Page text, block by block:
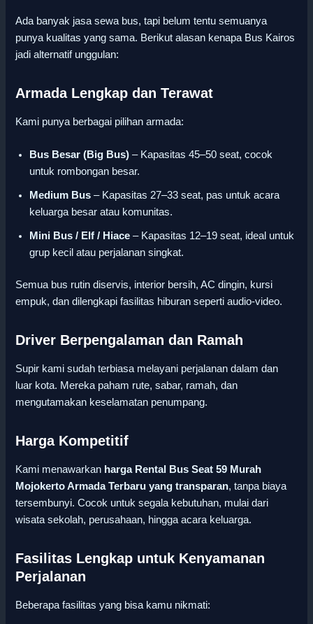
Ada banyak jasa sewa bus, tapi belum tentu semuanya
punya kualitas yang sama. Berikut alasan kenapa Bus Kairos
jadi alternatif unggulan:
Armada Lengkap dan Terawat
Kami punya berbagai pilihan armada:
Bus Besar (Big Bus) – Kapasitas 45–50 seat, cocok
untuk rombongan besar.
Medium Bus – Kapasitas 27–33 seat, pas untuk acara
keluarga besar atau komunitas.
Mini Bus / Elf / Hiace – Kapasitas 12–19 seat, ideal untuk
grup kecil atau perjalanan singkat.
Semua bus rutin diservis, interior bersih, AC dingin, kursi
empuk, dan dilengkapi fasilitas hiburan seperti audio-video.
Driver Berpengalaman dan Ramah
Supir kami sudah terbiasa melayani perjalanan dalam dan
luar kota. Mereka paham rute, sabar, ramah, dan
mengutamakan keselamatan penumpang.
Harga Kompetitif
Kami menawarkan harga Rental Bus Seat 59 Murah
Mojokerto Armada Terbaru yang transparan, tanpa biaya
tersembunyi. Cocok untuk segala kebutuhan, mulai dari
wisata sekolah, perusahaan, hingga acara keluarga.
Fasilitas Lengkap untuk Kenyamanan
Perjalanan
Beberapa fasilitas yang bisa kamu nikmati: